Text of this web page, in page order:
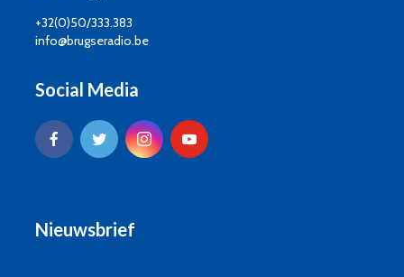
+32(0)50/333.383
info@brugseradio.be
Social Media
Nieuwsbrief